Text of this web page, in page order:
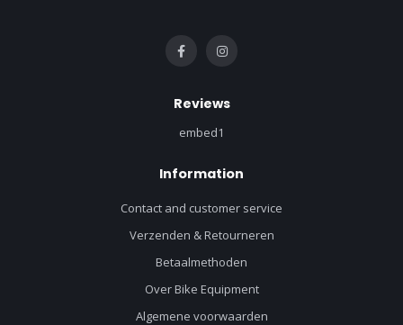
Reviews
embed1
Information
Contact and customer service
Verzenden & Retourneren
Betaalmethoden
Over Bike Equipment
Algemene voorwaarden